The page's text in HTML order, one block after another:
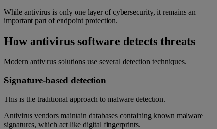
While antivirus is only one layer of cybersecurity, it remains an
important part of endpoint protection.
How antivirus software detects threats
Modern antivirus solutions use several detection techniques.
Signature-based detection
This is the traditional approach to malware detection.
Antivirus vendors maintain databases containing known malware
signatures, which act like digital fingerprints.